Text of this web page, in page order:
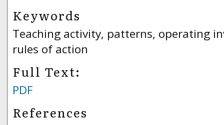
Keywords
Teaching activity, patterns, operating
rules of action
Full Text:
PDF
References